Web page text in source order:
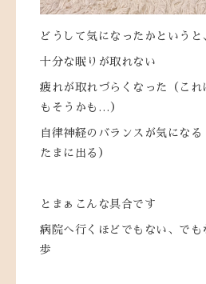
どうして気になったかというと
十分な眠りが取れない
疲れが取れづらくなった（これ
もそうかも…）
自律神経のバランスが気にな
たまに出る）
とまぁこんな具合です
病院へ行くほどでもない、で
歩